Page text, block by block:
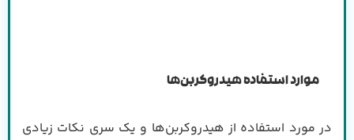
موارد استفاده هیدروکربن‌ها
در مورد استفاده از هیدروکربن‌ها و یک سری نکات زیادی